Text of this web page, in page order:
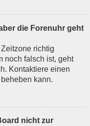
die Forenuhr geht
richtig
noch falsch ist, geht
Kontaktiere einen
kann.
nicht zur